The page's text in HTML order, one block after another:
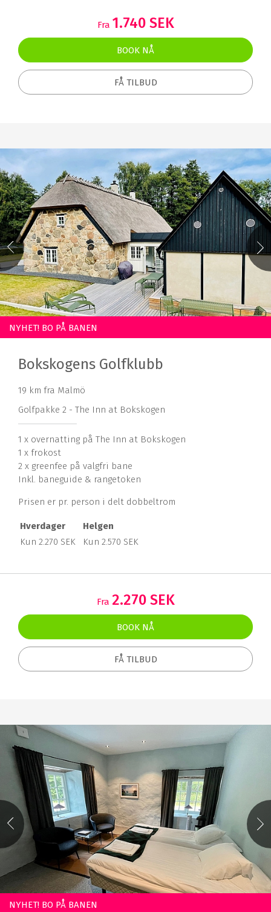
Fra 1.740 SEK
BOOK NÅ
FÅ TILBUD
NYHET! BO PÅ BANEN
Bokskogens Golfklubb
19 km fra Malmö
Golfpakke 2 - The Inn at Bokskogen
1 x overnatting på The Inn at Bokskogen
1 x frokost
2 x greenfee på valgfri bane
Inkl. baneguide & rangetoken
Prisen er pr. person i delt dobbeltrom
Hverdager
Helgen
Kun 2.270 SEK
Kun 2.570 SEK
Fra 2.270 SEK
BOOK NÅ
FÅ TILBUD
NYHET! BO PÅ BANEN